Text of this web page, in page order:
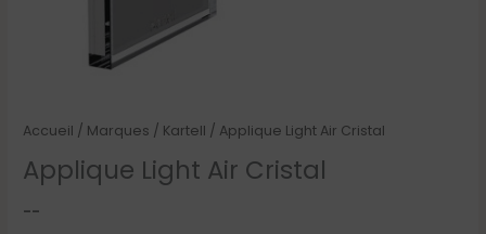
Accueil / Marques / Kartell / Applique Light Air Cristal
Applique Light Air Cristal
--